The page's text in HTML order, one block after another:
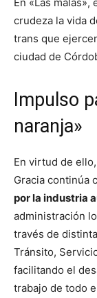
crudeza la vida
trans que
ciudad de
Impulso
naranja»
En virtud de
Gracia continúa
por la industria
administración
través de
Tránsito,
facilitando el
trabajo de todo